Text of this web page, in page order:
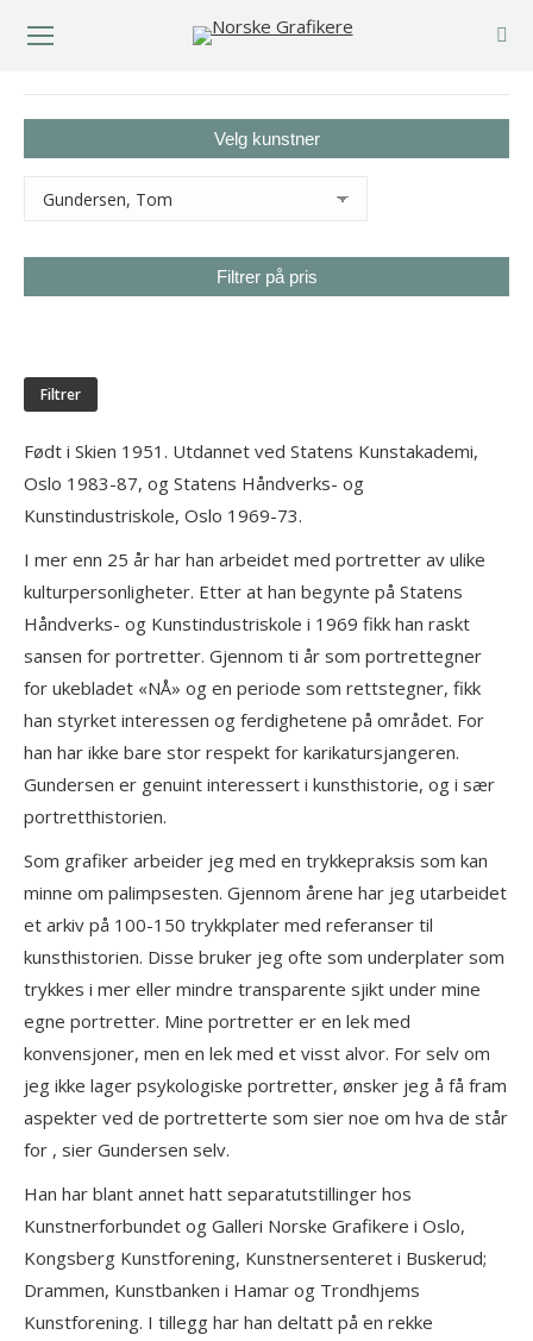
Velg kunstner
Filtrer på pris
Filtrer
Født i Skien 1951. Utdannet ved Statens Kunstakademi,
Oslo 1983-87, og Statens Håndverks- og
Kunstindustriskole, Oslo 1969-73.
I mer enn 25 år har han arbeidet med portretter av ulike
kulturpersonligheter. Etter at han begynte på Statens
Håndverks- og Kunstindustriskole i 1969 fikk han raskt
sansen for portretter. Gjennom ti år som portrettegner
for ukebladet «NÅ» og en periode som rettstegner, fikk
han styrket interessen og ferdighetene på området. For
han har ikke bare stor respekt for karikatursjangeren.
Gundersen er genuint interessert i kunsthistorie, og i sær
portretthistorien.
Som grafiker arbeider jeg med en trykkepraksis som kan
minne om palimpsesten. Gjennom årene har jeg utarbeidet
et arkiv på 100-150 trykkplater med referanser til
kunsthistorien. Disse bruker jeg ofte som underplater som
trykkes i mer eller mindre transparente sjikt under mine
egne portretter. Mine portretter er en lek med
konvensjoner, men en lek med et visst alvor. For selv om
jeg ikke lager psykologiske portretter, ønsker jeg å få fram
aspekter ved de portretterte som sier noe om hva de står
for , sier Gundersen selv.
Han har blant annet hatt separatutstillinger hos
Kunstnerforbundet og Galleri Norske Grafikere i Oslo,
Kongsberg Kunstforening, Kunstnersenteret i Buskerud;
Drammen, Kunstbanken i Hamar og Trondhjems
Kunstforening. I tillegg har han deltatt på en rekke